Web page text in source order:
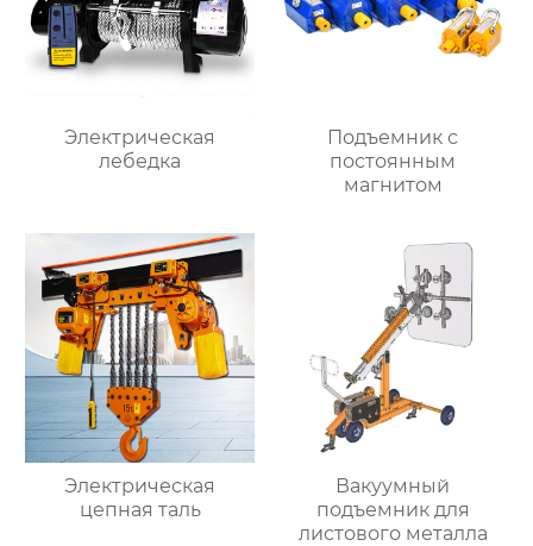
Электрическая
лебедка
Подъемник с
постоянным
магнитом
Электрическая
цепная таль
Вакуумный
подъемник для
листового металла